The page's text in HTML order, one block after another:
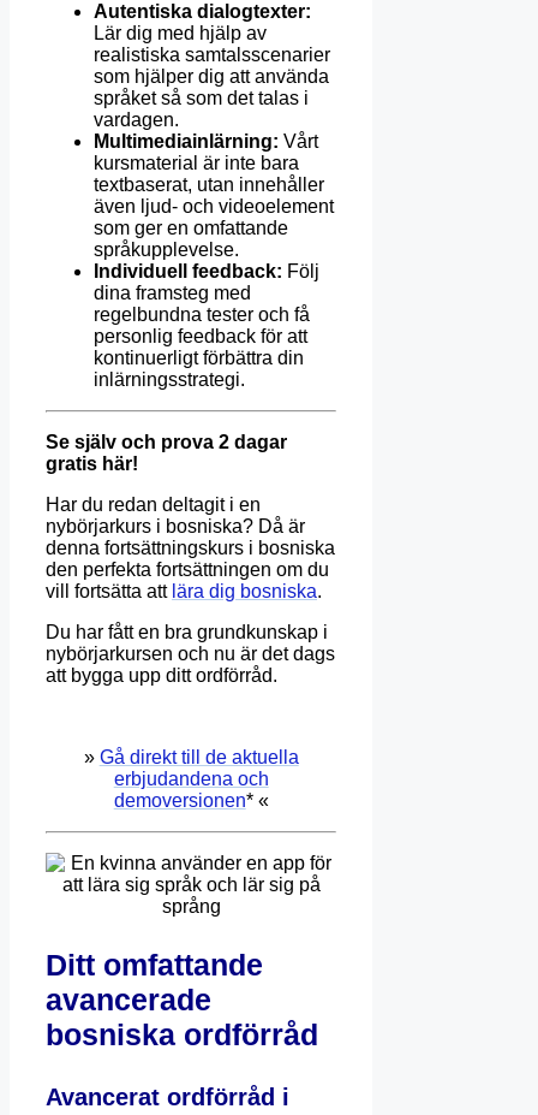
Autentiska dialogtexter:
Lär dig med hjälp av
realistiska samtalsscenarier
som hjälper dig att använda
språket så som det talas i
vardagen.
Multimediainlärning: Vårt
kursmaterial är inte bara
textbaserat, utan innehåller
även ljud- och videoelement
som ger en omfattande
språkupplevelse.
Individuell feedback: Följ
dina framsteg med
regelbundna tester och få
personlig feedback för att
kontinuerligt förbättra din
inlärningsstrategi.
Se själv och prova 2 dagar
gratis här!
Har du redan deltagit i en
nybörjarkurs i bosniska? Då är
denna fortsättningskurs i bosniska
den perfekta fortsättningen om du
vill fortsätta att lära dig bosniska.
Du har fått en bra grundkunskap i
nybörjarkursen och nu är det dags
att bygga upp ditt ordförråd.
» Gå direkt till de aktuella
erbjudandena och
demoversionen* «
Ditt omfattande
avancerade
bosniska ordförråd
Avancerat ordförråd i